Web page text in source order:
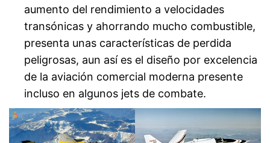
aumento del rendimiento a velocidades
transónicas y ahorrando mucho combustible,
presenta unas características de perdida
peligrosas, aun así es el diseño por excelencia
de la aviación comercial moderna presente
incluso en algunos jets de combate.